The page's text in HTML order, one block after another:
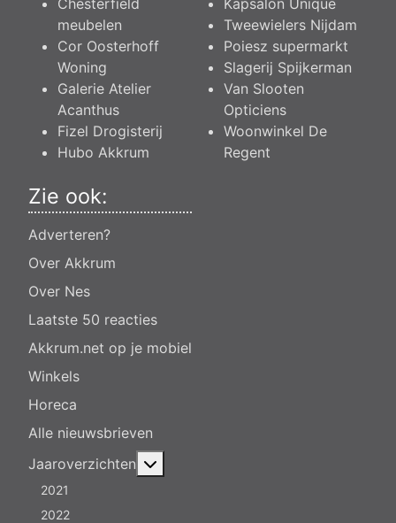
meubelen
Cor Oosterhoff
Woning
Galerie Atelier
Acanthus
Fizel Drogisterij
Hubo Akkrum
Tweewielers Nijdam
Poiesz supermarkt
Slagerij Spijkerman
Van Slooten
Opticiens
Woonwinkel De
Regent
Zie ook:
Adverteren?
Over Akkrum
Over Nes
Laatste 50 reacties
Akkrum.net op je mobiel
Winkels
Horeca
Alle nieuwsbrieven
Jaaroverzichten
2021
2022